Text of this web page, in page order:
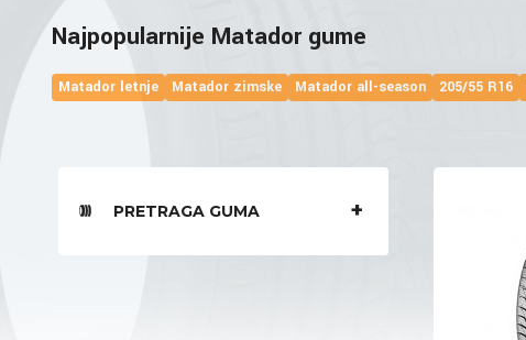
Najpopularnije Matador gume
Matador letnje Matador zimske Matador all-season 205/55 R16
PRETRAGA GUMA